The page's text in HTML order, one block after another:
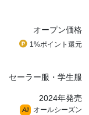
オープン価格
1%ポイント 還元
セーラー服・学生服
2024年発売
All オールシーズン